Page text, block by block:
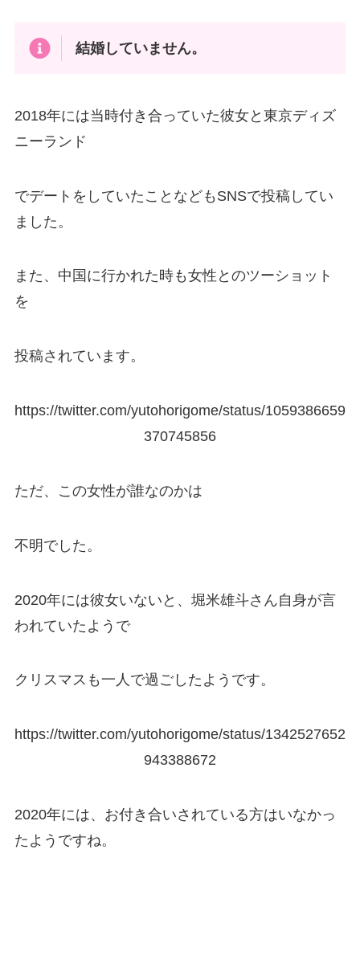
結婚していません。
2018年には当時付き合っていた彼女と東京ディズ
ニーランド
でデートをしていたことなどもSNSで投稿してい
ました。
また、中国に行かれた時も女性とのツーショット
を
投稿されています。
https://twitter.com/yutohorigome/status/1059386659
370745856
ただ、この女性が誰なのかは
不明でした。
2020年には彼女いないと、堀米雄斗さん自身が言
われていたようで
クリスマスも一人で過ごしたようです。
https://twitter.com/yutohorigome/status/1342527652
943388672
2020年には、お付き合いされている方はいなかっ
たようですね。